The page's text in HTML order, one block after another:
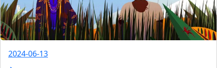
2024-06-13